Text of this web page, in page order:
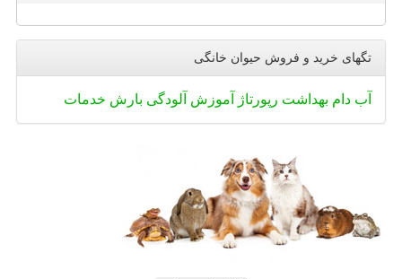
تگهای خرید و فروش حیوان خانگی
آب دام بهداشت رپورتاژ آموزش آلودگی بارش خدمات